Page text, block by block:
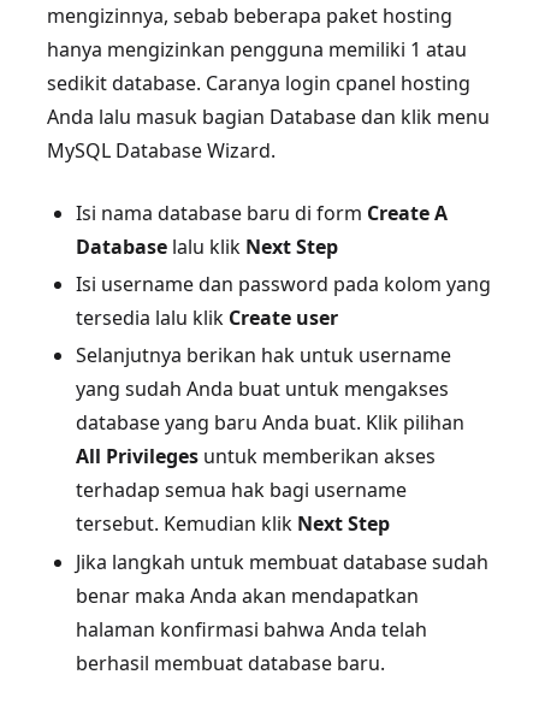
mengizinnya, sebab beberapa paket hosting
hanya mengizinkan pengguna memiliki 1 atau
sedikit database. Caranya login cpanel hosting
Anda lalu masuk bagian Database dan klik menu
MySQL Database Wizard.
Isi nama database baru di form Create A
Database lalu klik Next Step
Isi username dan password pada kolom yang
tersedia lalu klik Create user
Selanjutnya berikan hak untuk username
yang sudah Anda buat untuk mengakses
database yang baru Anda buat. Klik pilihan
All Privileges untuk memberikan akses
terhadap semua hak bagi username
tersebut. Kemudian klik Next Step
Jika langkah untuk membuat database sudah
benar maka Anda akan mendapatkan
halaman konfirmasi bahwa Anda telah
berhasil membuat database baru.